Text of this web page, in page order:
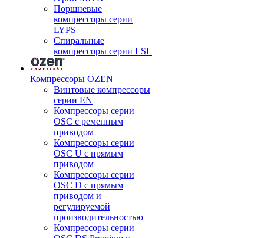
Поршневые
компрессоры серии
LYPS
Спиральные
компрессоры серии LSL
Компрессоры OZEN
Винтовые компрессоры
серии EN
Компрессоры серии
OSC с ременным
приводом
Компрессоры серии
OSC U с прямым
приводом
Компрессоры серии
OSC D с прямым
приводом и
регулируемой
производительностью
Компрессоры серии